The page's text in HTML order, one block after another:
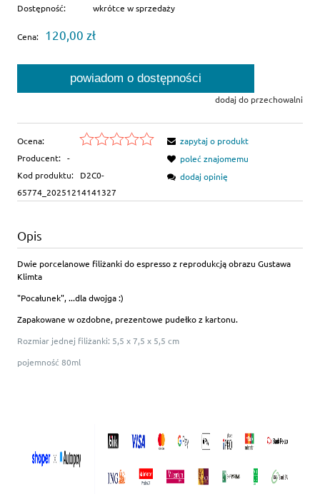
Dostępność: wkrótce w sprzedaży
Cena: 120,00 zł
powiadom o dostępności
dodaj do przechowalni
Ocena:
Producent: -
Kod produktu:
D2C0-
65774_20251214141327
zapytaj o produkt
poleć znajomemu
dodaj opinię
Opis
Dwie porcelanowe filiżanki do espresso z reprodukcją obrazu Gustawa
Klimta
"Pocałunek", ...dla dwojga :)
Zapakowane w ozdobne, prezentowe pudełko z kartonu.
Rozmiar jednej filiżanki: 5,5 x 7,5 x 5,5 cm
pojemność 80ml